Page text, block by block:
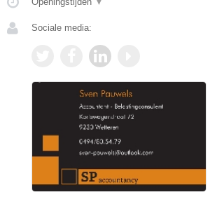
Sociale media: